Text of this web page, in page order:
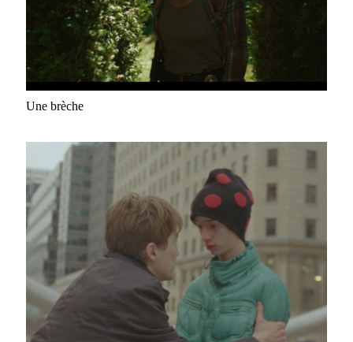
Une brèche